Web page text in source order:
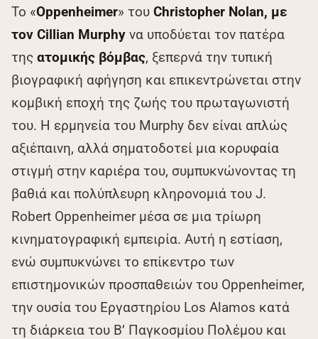
Το «Oppenheimer» του Christopher Nolan, με
τον Cillian Murphy να υποδύεται τον πατέρα
της ατομικής βόμβας, ξεπερνά την τυπική
βιογραφική αφήγηση και επικεντρώνεται στην
κομβική εποχή της ζωής του πρωταγωνιστή
του. Η ερμηνεία του Murphy δεν είναι απλώς
αξιέπαινη, αλλά σηματοδοτεί μια κορυφαία
στιγμή στην καριέρα του, συμπυκνώνοντας τη
βαθιά και πολύπλευρη κληρονομιά του J.
Robert Oppenheimer μέσα σε μια τρίωρη
κινηματογραφική εμπειρία. Αυτή η εστίαση,
ενώ συμπυκνώνει το επίκεντρο των
επιστημονικών προσπαθειών του Oppenheimer,
την ουσία του Εργαστηρίου Los Alamos κατά
τη διάρκεια του Β’ Παγκοσμίου Πολέμου και